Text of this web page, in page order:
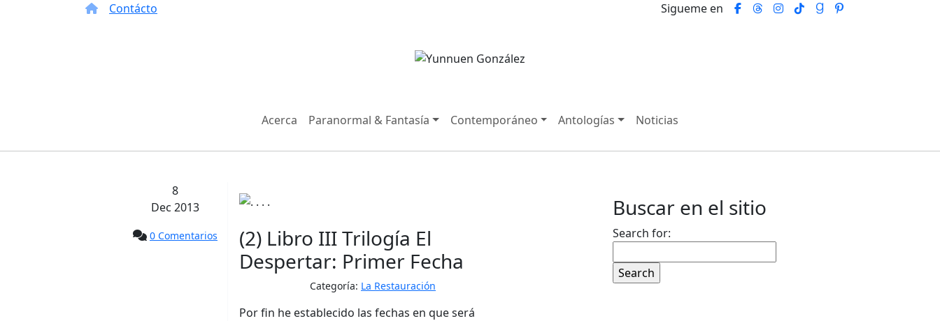
Contácto Sigueme en
Acerca Paranormal & Fantasía Contemporáneo Antologías Noticias
8
Dec 2013
0 Comentarios
(2) Libro III Trilogía El
Despertar: Primer Fecha
Categoría: La Restauración
Por fin he establecido las fechas en que será
Buscar en el sitio
Search for: